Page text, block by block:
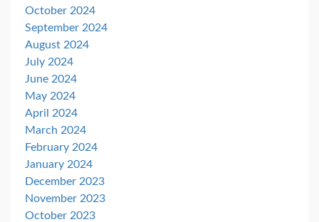
October 2024
September 2024
August 2024
July 2024
June 2024
May 2024
April 2024
March 2024
February 2024
January 2024
December 2023
November 2023
October 2023